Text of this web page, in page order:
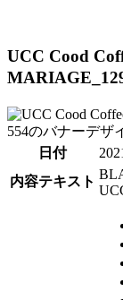
UCC Cood
日付
内容テキスト